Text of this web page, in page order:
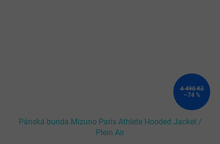
4 490 Kč
–74 %
Pánská bunda Mizuno Paris Athlete Hooded Jacket /
Plein Air